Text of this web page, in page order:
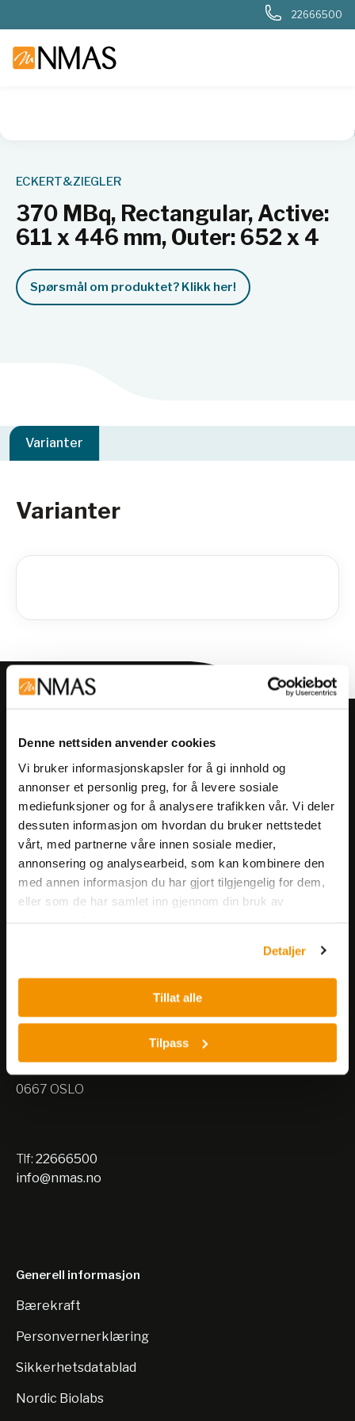
Denne nettsiden anvender cookies
Vi bruker informasjonskapsler for å gi innhold og
annonser et personlig preg, for å levere sosiale
mediefunksjoner og for å analysere trafikken vår. Vi deler
dessuten informasjon om hvordan du bruker nettstedet
vårt, med partnerne våre innen sosiale medier,
annonsering og analysearbeid, som kan kombinere den
med annen informasjon du har gjort tilgjengelig for dem,
eller som de har samlet inn gjennom din bruk av
Detaljer
Tillat alle
Tilpass
22666500
Nukleær, strålevern, beredskap,
ECKERT&ZIEGLER
370 MBq, Rectangular, Active:
611 x 446 mm, Outer: 652 x 4
Spørsmål om produktet? Klikk her!
Varianter
Varianter
Meld deg på vårt nyhetsbrev!
arrangementer og kampanjer.
Meld på nyhetsbrev
Nils Hansens vei 8
0667 OSLO
Tlf: 22666500
info@nmas.no
Generell informasjon
Bærekraft
Personvernerklæring
Sikkerhetsdatablad
Nordic Biolabs